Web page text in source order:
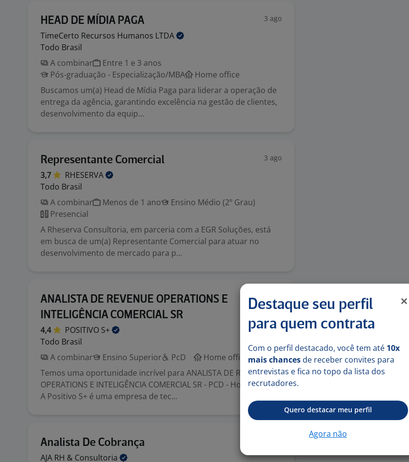
HEAD DE MÍDIA PAGA 3 ago
TimeCerto Recursos Humanos LTDA
Todo Brasil
A combinar
Entre 1 e 3 anos
Pós-graduação - Especialização/MBA
Home office
Buscamos um(a) Head de Mídia Paga para liderar a operação de
entrega da agência, garantindo excelência na gestão de clientes,
desenvolvimento da equip...
Representante Comercial 3 ago
3,7
RHESERVA
Todo Brasil
A combinar
Menos de 1 ano
Ensino Médio (2º Grau)
Presencial
A Rheserva Consultoria, em parceria com a EGR Soluções, está
em busca de um(a) Representante Comercial para atuar no
desenvolvimento de mercado para p...
ANALISTA DE REVENUE OPERATIONS E
INTELIGÊNCIA COMERCIAL SR
29 jul
4,4 POSITIVO S+
Todo Brasil
A combinar
Ensino Superior PcD
Home office
Temos uma oportunidade incrível para ANALISTA DE REVENUE
OPERATIONS E INTELIGÊNCIA COMERCIAL SR - PCD - Home Office
A Positivo S+ é uma empresa de tec...
Analista De Cobrança
AJA RH & Consultoria
Destaque seu perfil
para quem contrata
Com o perfil destacado, você tem até 10x
mais chances de receber convites para
entrevistas e fica no topo da lista dos
recrutadores.
Quero destacar meu perfil
Agora não